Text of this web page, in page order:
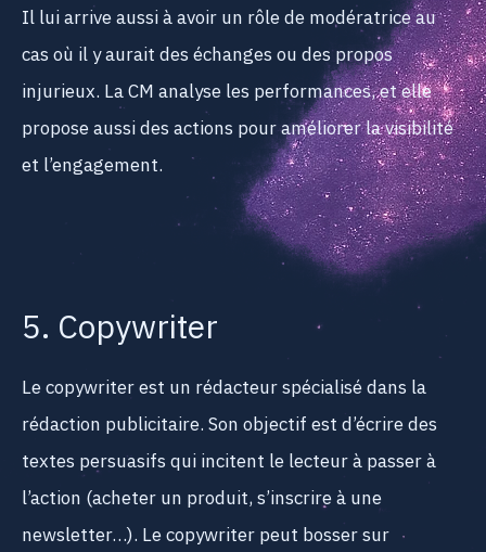
Il lui arrive aussi à avoir un rôle de modératrice au
cas où il y aurait des échanges ou des propos
injurieux. La CM analyse les performances, et elle
propose aussi des actions pour améliorer la visibilité
et l’engagement.
5. Copywriter
Le copywriter est un rédacteur spécialisé dans la
rédaction publicitaire. Son objectif est d’écrire des
textes persuasifs qui incitent le lecteur à passer à
l’action (acheter un produit, s’inscrire à une
newsletter…). Le copywriter peut bosser sur